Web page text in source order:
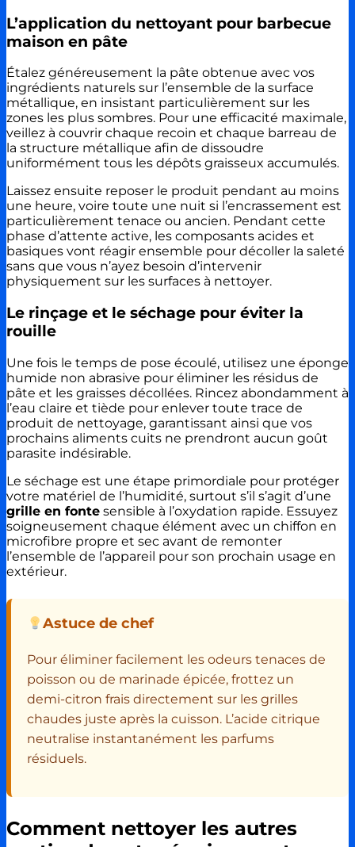
L’application du nettoyant pour barbecue
maison en pâte
Étalez généreusement la pâte obtenue avec vos
ingrédients naturels sur l’ensemble de la surface
métallique, en insistant particulièrement sur les
zones les plus sombres. Pour une efficacité maximale,
veillez à couvrir chaque recoin et chaque barreau de
la structure métallique afin de dissoudre
uniformément tous les dépôts graisseux accumulés.
Laissez ensuite reposer le produit pendant au moins
une heure, voire toute une nuit si l’encrassement est
particulièrement tenace ou ancien. Pendant cette
phase d’attente active, les composants acides et
basiques vont réagir ensemble pour décoller la saleté
sans que vous n’ayez besoin d’intervenir
physiquement sur les surfaces à nettoyer.
Le rinçage et le séchage pour éviter la
rouille
Une fois le temps de pose écoulé, utilisez une éponge
humide non abrasive pour éliminer les résidus de
pâte et les graisses décollées. Rincez abondamment à
l’eau claire et tiède pour enlever toute trace de
produit de nettoyage, garantissant ainsi que vos
prochains aliments cuits ne prendront aucun goût
parasite indésirable.
Le séchage est une étape primordiale pour protéger
votre matériel de l’humidité, surtout s’il s’agit d’une
grille en fonte sensible à l’oxydation rapide. Essuyez
soigneusement chaque élément avec un chiffon en
microfibre propre et sec avant de remonter
l’ensemble de l’appareil pour son prochain usage en
extérieur.
Astuce de chef
Pour éliminer facilement les odeurs tenaces de
poisson ou de marinade épicée, frottez un
demi-citron frais directement sur les grilles
chaudes juste après la cuisson. L’acide citrique
neutralise instantanément les parfums
résiduels.
Comment nettoyer les autres